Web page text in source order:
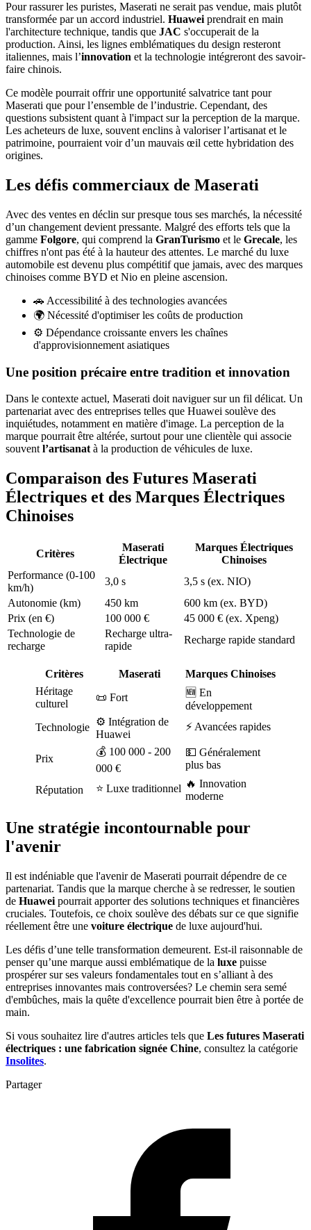
Pour rassurer les puristes, Maserati ne serait pas vendue, mais plutôt
transformée par un accord industriel. Huawei prendrait en main
l'architecture technique, tandis que JAC s'occuperait de la
production. Ainsi, les lignes emblématiques du design resteront
italiennes, mais l’innovation et la technologie intégreront des savoir-
faire chinois.
Ce modèle pourrait offrir une opportunité salvatrice tant pour
Maserati que pour l’ensemble de l’industrie. Cependant, des
questions subsistent quant à l'impact sur la perception de la marque.
Les acheteurs de luxe, souvent enclins à valoriser l’artisanat et le
patrimoine, pourraient voir d’un mauvais œil cette hybridation des
origines.
Les défis commerciaux de Maserati
Avec des ventes en déclin sur presque tous ses marchés, la nécessité
d’un changement devient pressante. Malgré des efforts tels que la
gamme Folgore, qui comprend la GranTurismo et le Grecale, les
chiffres n'ont pas été à la hauteur des attentes. Le marché du luxe
automobile est devenu plus compétitif que jamais, avec des marques
chinoises comme BYD et Nio en pleine ascension.
🚗 Accessibilité à des technologies avancées
🌍 Nécessité d'optimiser les coûts de production
⚙️ Dépendance croissante envers les chaînes
d'approvisionnement asiatiques
Une position précaire entre tradition et innovation
Dans le contexte actuel, Maserati doit naviguer sur un fil délicat. Un
partenariat avec des entreprises telles que Huawei soulève des
inquiétudes, notamment en matière d'image. La perception de la
marque pourrait être altérée, surtout pour une clientèle qui associe
souvent l’artisanat à la production de véhicules de luxe.
Comparaison des Futures Maserati
Électriques et des Marques Électriques
Chinoises
Critères
Maserati
Électrique
Marques Électriques
Chinoises
Performance (0-100
km/h)
3,0 s
3,5 s (ex. NIO)
Autonomie (km)
450 km
600 km (ex. BYD)
Prix (en €)
100 000 €
45 000 € (ex. Xpeng)
Technologie de
recharge
Recharge ultra-
rapide
Recharge rapide standard
Critères Maserati
Marques Chinoises
Héritage
culturel
📜 Fort
🆕 En
développement
Technologie ⚙️ Intégration de
Huawei
⚡ Avancées rapides
Prix
💰 100 000 - 200
000 €
💵 Généralement
plus bas
Réputation ⭐ Luxe traditionnel 🔥 Innovation
moderne
Une stratégie incontournable pour
l'avenir
Il est indéniable que l'avenir de Maserati pourrait dépendre de ce
partenariat. Tandis que la marque cherche à se redresser, le soutien
de Huawei pourrait apporter des solutions techniques et financières
cruciales. Toutefois, ce choix soulève des débats sur ce que signifie
réellement être une voiture électrique de luxe aujourd'hui.
Les défis d’une telle transformation demeurent. Est-il raisonnable de
penser qu’une marque aussi emblématique de la luxe puisse
prospérer sur ses valeurs fondamentales tout en s’alliant à des
entreprises innovantes mais controversées? Le chemin sera semé
d'embûches, mais la quête d'excellence pourrait bien être à portée de
main.
Si vous souhaitez lire d'autres articles tels que Les futures Maserati
électriques : une fabrication signée Chine, consultez la catégorie
Insolites.
Partager